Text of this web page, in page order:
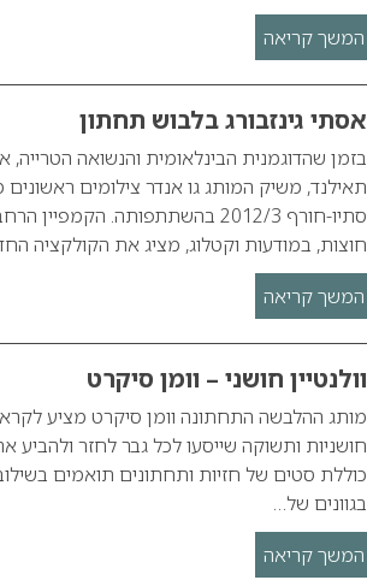
המשך קריאה
אסתי גינזבורג בלבוש תחתון
בזמן שהדוגמנית הבינלאומית והנשואה
תאילנד, משיק המותג גו אנדר צילומים
סתיו-חורף 2012/3 בהשתתפותה.
חוצות, במודעות וקטלוג, מציג את הקולקציה
המשך קריאה
וולנטיין חושני – וומן סיקרט
מותג ההלבשה התחתונה וומן סיקרט מציע
חושניות ותשוקה שייסעו לכל גבר לחזר ולהביע
בגוונים של…
המשך קריאה